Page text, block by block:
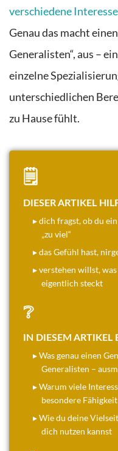
verschiedene
Genau das macht
Generalisten“, aus –
einzelne
unterschiedlichen
zu Hause fühlt.
🗒️
DIESER ARTIKEL
▸ dich fragst, ob du
„zu viel“
▸ das Gefühl hast,
▸ verstehen willst,
eigentlich steckt
❔
IN DIESEM ARTIKEL
▸ Was genau einen
Generalisten –
▸ Warum viele
besondere
▸ Wie du deine
dich nutzen kannst